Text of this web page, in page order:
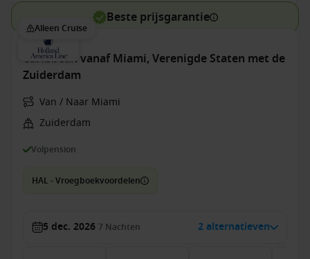
Beste prijsgarantie
Alleen Cruise
Caribbean vanaf Miami, Verenigde Staten met de
Zuiderdam
Van / Naar Miami
Zuiderdam
Volpension
HAL - Vroegboekvoordelen
5 dec. 2026 7 Nachten 2 alternatieven